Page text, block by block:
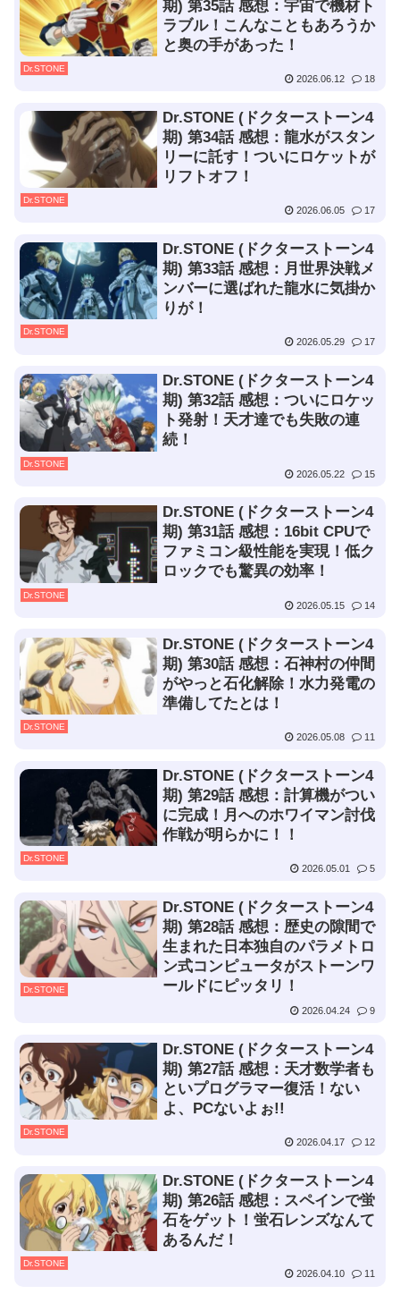
Dr.STONE
期) 第35話 感想：宇宙で機材ト
ラブル！こんなこともあろうか
と奥の手があった！
2026.06.12 18
Dr.STONE
Dr.STONE (ドクターストーン4
期) 第34話 感想：龍水がスタン
リーに託す！ついにロケットが
リフトオフ！
2026.06.05 17
Dr.STONE
Dr.STONE (ドクターストーン4
期) 第33話 感想：月世界決戦メ
ンバーに選ばれた龍水に気掛か
りが！
2026.05.29 17
Dr.STONE
Dr.STONE (ドクターストーン4
期) 第32話 感想：ついにロケッ
ト発射！天才達でも失敗の連
続！
2026.05.22 15
Dr.STONE
Dr.STONE (ドクターストーン4
期) 第31話 感想：16bit CPUで
ファミコン級性能を実現！低ク
ロックでも驚異の効率！
2026.05.15 14
Dr.STONE
Dr.STONE (ドクターストーン4
期) 第30話 感想：石神村の仲間
がやっと石化解除！水力発電の
準備してたとは！
2026.05.08 11
Dr.STONE
Dr.STONE (ドクターストーン4
期) 第29話 感想：計算機がつい
に完成！月へのホワイマン討伐
作戦が明らかに！！
2026.05.01 5
Dr.STONE
Dr.STONE (ドクターストーン4
期) 第28話 感想：歴史の隙間で
生まれた日本独自のパラメトロ
ン式コンピュータがストーンワ
ールドにピッタリ！
2026.04.24 9
Dr.STONE
Dr.STONE (ドクターストーン4
期) 第27話 感想：天才数学者も
といプログラマー復活！ない
よ、PCないよぉ!!
2026.04.17 12
Dr.STONE
Dr.STONE (ドクターストーン4
期) 第26話 感想：スペインで蛍
石をゲット！蛍石レンズなんて
あるんだ！
2026.04.10 11